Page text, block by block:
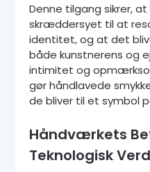
Denne tilgang sikrer,
skræddersyet til at
identitet, og at det
både kunstnerens og
intimitet og
gør håndlavede
de bliver til et symbol
Håndværkets
Teknologisk